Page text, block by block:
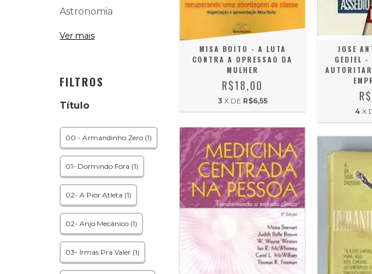
Astronomia
Ver mais
FILTROS
Título
00 - Armandinho Zero (1)
01- Dormindo Fora (1)
02- A Pior Atleta (1)
02- Anjo Mecânico (1)
03- Irmas Pra Valer (1)
MISA BOITO - A LUTA
CONTRA A OPRESSAO DA
MULHER
R$18,00
3 X DE R$6,55
JOSE
GEDIEL -
4 X